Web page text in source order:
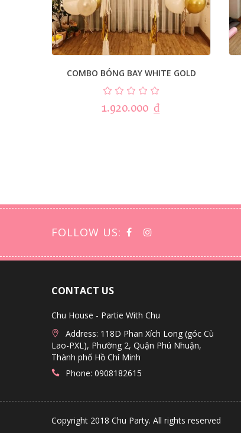
COMBO BÓNG BAY WHITE GOLD
1.920.000 ₫
FOLLOW US:
CONTACT US
Chu House - Partie With Chu
Address: 118D Phan Xích Long (góc Cù
Lao-PXL), Phường 2, Quận Phú Nhuận,
Thành phố Hồ Chí Minh
Phone: 0908182615
Copyright 2018 Chu Party. All rights reserved